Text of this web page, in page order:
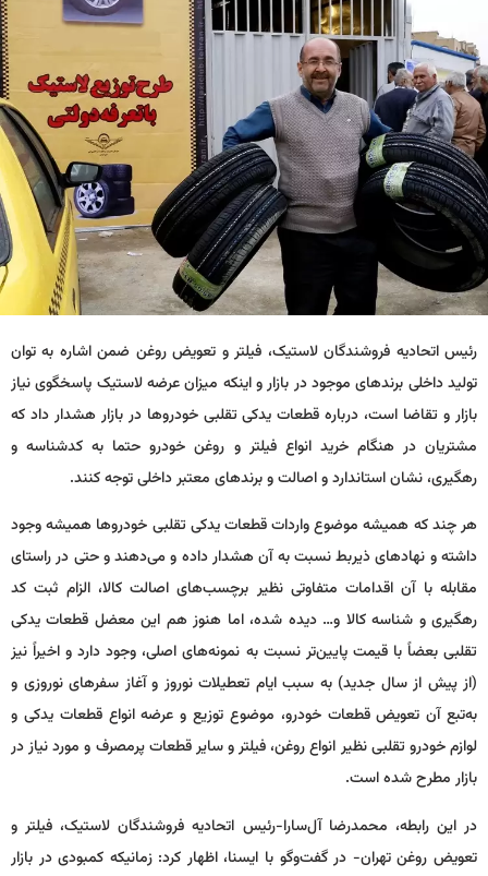
رئیس اتحادیه فروشندگان لاستیک، فیلتر و تعویض روغن ضمن اشاره به توان
تولید داخلی برندهای موجود در بازار و اینکه میزان عرضه لاستیک پاسخگوی نیاز
بازار و تقاضا است، درباره قطعات یدکی تقلبی خودروها در بازار هشدار داد که
مشتریان در هنگام خرید انواع فیلتر و روغن خودرو حتما به کدشناسه و
رهگیری، نشان استاندارد و اصالت و برندهای معتبر داخلی توجه کنند.
هر چند که همیشه موضوع واردات قطعات یدکی تقلبی خودروها همیشه وجود
داشته و نهادهای ذیربط نسبت به آن هشدار داده و می‌دهند و حتی در راستای
مقابله با آن اقدامات متفاوتی نظیر برچسب‌های اصالت کالا، الزام ثبت کد
رهگیری و شناسه کالا و… دیده شده، اما هنوز هم این معضل قطعات یدکی
تقلبی بعضاً با قیمت پایین‌تر نسبت به نمونه‌های اصلی، وجود دارد و اخیراً نیز
(از پیش از سال جدید) به‌ سبب ایام تعطیلات نوروز و آغاز سفرهای نوروزی و
به‌تبع آن تعویض قطعات خودرو، موضوع توزیع و عرضه انواع قطعات یدکی و
لوازم خودرو تقلبی نظیر انواع روغن، فیلتر و سایر قطعات پرمصرف و مورد نیاز در
بازار مطرح شده است.
در این رابطه، محمدرضا آل‌سارا-رئیس اتحادیه فروشندگان لاستیک، فیلتر و
تعویض روغن تهران- در گفت‌وگو با ایسنا، اظهار کرد: زمانیکه کمبودی در بازار